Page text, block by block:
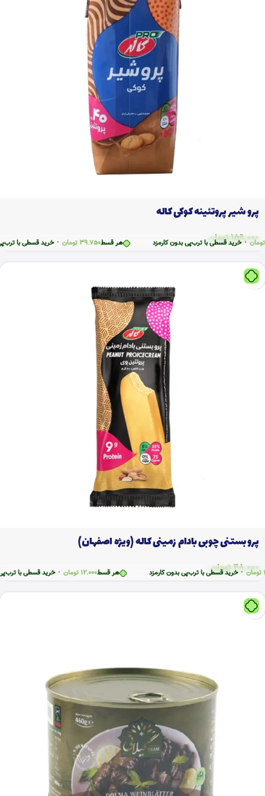
هر قسط39.750تومان • خرید قسطی با ترب‌پی بدون خرید قسطی با ترب‌پی بدون کارمزد
پرو شیر پروتئینه کوکی کاله
159.000تومان
هر قسط12.000تومان • خرید قسطی با ترب‌پی بدون • خرید قسطی با ترب‌پی بدون کارمزد
پرو بستنی چوبی بادام زمینی کاله (ویژه اصفهان)
48.000 تومان